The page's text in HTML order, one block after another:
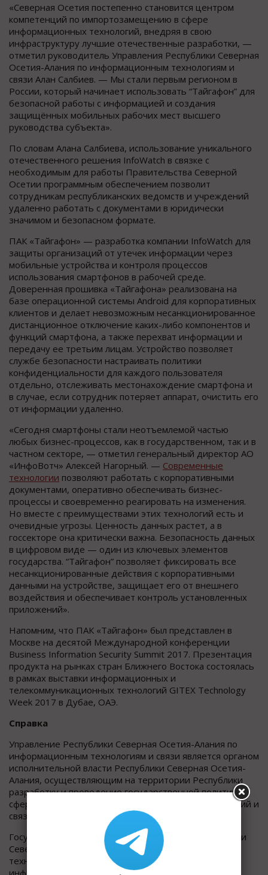
«Северная Осетия постепенно становится центром
компетенций по импортозамещению в сфере
информационных технологий, внедряя в свою
инфраструктуру лучшие отечественные разработки, —
отметил руководитель Управления Республики Северная
Осетия-Алания по информационным технологиям и
связи Алан Салбиев. — Мы стали первым регионом в
России, который начинает использовать “Тайгафон” для
безопасной работы с информацией и создания
защищённых мобильных рабочих мест высшего
руководства субъекта».
По словам Алана Салбиева, использование уникального
отечественного решения InfoWatch в связке с
необходимым для работы Правительства Северной
Осетии программным обеспечением позволит
сотрудникам республиканских ведомств и учреждений
удаленно работать с документами в юридически
значимом и безопасном формате.
ПАК «Тайгафон» — разработка компании InfoWatch для
защиты организаций от утечек информации через
мобильные устройства и контроля процессов
использования смартфонов в рабочей среде.
Доверенная прошивка «Тайгафона» реализована на
базе операционной системы Android для корпоративных
клиентов и делает невозможным несанкционированное
дистанционное отключение каких-либо компонентов и
функций смартфона, а также перехват информации и
передачу ее третьим лицам. Устройство позволяет
службе безопасности настраивать политики
конфиденциальности для каждого пользователя
отдельно, отслеживать местонахождение смартфона и
в случае, если сотрудник потеряет аппарат, очистить его
от информации удаленно.
«Сегодня смартфоны стали неотъемлемой частью
любых бизнес-процессов, как в государственном, так и в
частном секторе, — отметил генеральный директор АО
«ИнфоВотч» Алексей Нагорный. — Современные
технологии позволяют работать с корпоративными
документами, оперативно обеспечивать бизнес-
процессы и своевременно реагировать на изменения.
Но вместе с преимуществами этих технологий есть и
очевидные угрозы. Ценность данных растет, а в
госсекторе она критически важна. Безопасность данных
в цифровом виде — один из ключевых элементов
государства. “Тайгафон” позволяет фиксировать все
несанкционированные действия с корпоративными
данными на устройстве, защищает его от внешнего
воздействия и обеспечивает контроль установленных
приложений».
Напомним, что ПАК «Тайгафон» был представлен в
Москве на десятой Международной конференции
Business Information Security Summit 2017. Презентация
продукта на рынках стран Ближнего Востока состоялась
в рамках выставки информационных и
телекоммуникационных технологий GITEX Technology
Week 2017 в Дубае, ОАЭ.
Справка
Управление Республики Северная Осетия-Алания по
информационным технологиям и связи является органом
исполнительной власти Республики Северная Осетия-
Алания, осуществляющим на территории Республики
разработку и проведение государственной политики в
сфере информационно-коммуникационных технологий и
связи. http://www.it.alania.gov.ru/
Государственное унитарное предприятие Республики
Северная Осетия-Алания «Центр информационных
технологий» осуществляет разработку
информационных систем в органах государственной